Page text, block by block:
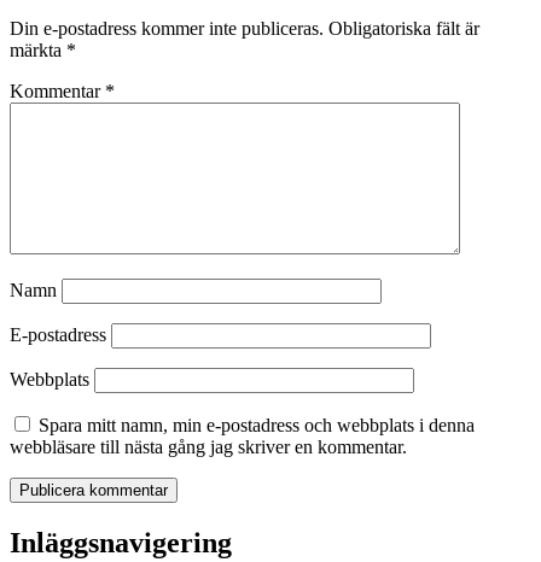
Din e-postadress kommer inte publiceras. Obligatoriska fält är
märkta *
Kommentar *
Namn
E-postadress
Webbplats
Spara mitt namn, min e-postadress och webbplats i denna
webbläsare till nästa gång jag skriver en kommentar.
Inläggsnavigering